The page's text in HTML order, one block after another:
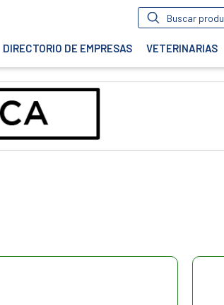
Búsqueda
de
DIRECTORIO DE EMPRESAS VETERINARIAS